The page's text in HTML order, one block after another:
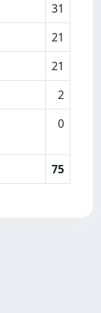
31
21
21
2
0
75